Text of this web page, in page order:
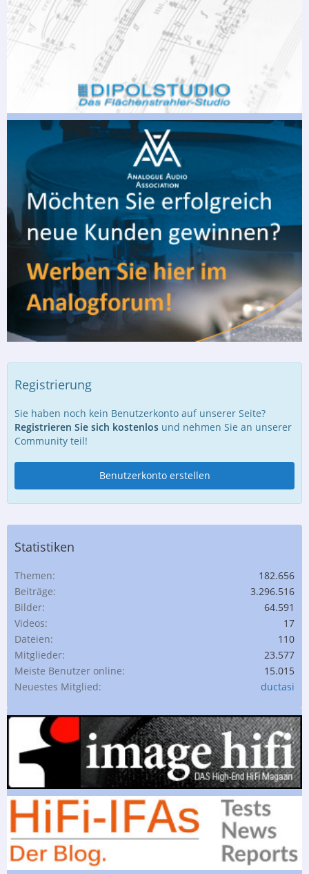
Registrierung
Sie haben noch kein Benutzerkonto auf unserer Seite?
Registrieren Sie sich kostenlos und nehmen Sie an unserer
Community teil!
Benutzerkonto erstellen
Statistiken
Themen
182.656
Beiträge
3.296.516
Bilder
64.591
Videos
17
Dateien
110
Mitglieder
23.577
Meiste Benutzer online
15.015
Neuestes Mitglied
ductasi